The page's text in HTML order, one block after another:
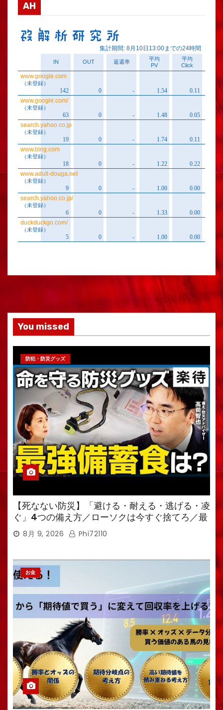
AH
You missed
防犯・防災グッズ
【死なない防災】「避ける・耐える・逃げる・凌
ぐ」4つの備え方／ローソクは今すぐ捨てろ／最
強備蓄食は「羊羹」／トイレ備蓄がなければ食料
も無意味
8月 9, 2026 Phi72110
お金